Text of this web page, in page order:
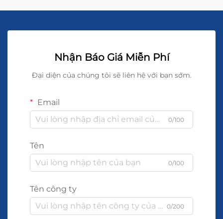
Nhận Báo Giá Miễn Phí
Đại diện của chúng tôi sẽ liên hệ với bạn sớm.
Email
0/100
Tên
0/100
Tên công ty
0/200